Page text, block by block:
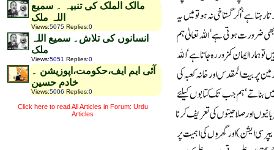
مالک الملک کی تنبیہ ۔ سمیع
اللہ ملک
Views:5075 Replies:0
انسانوں کی تلاش۔ سمیع اللہ
ملک
Views:5051 Replies:0
آئی ایم ایف،حکومت،اپوزیشن ۔
خادم حسین
Views:5006 Replies:0
Click here to read All Articles in Forum: Urdu
Articles